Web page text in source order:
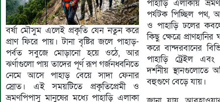
বর্ষা মৌসুম এলেই প্রকৃতি যেন নতুন করে
প্রাণ ফিরে পায়। টানা বৃষ্টির জলে পাহাড়-
পর্বত সবুজে মোড়ানো হয়ে ওঠে, আর
ঝর্ণাগুলো পায় তাদের পূর্ণ রূপ গর্জনধ্বনিতে
নেমে আসে পাহাড় বেয়ে সাদা ফেনার
স্রোত। এই সময়টিতে প্রকৃতিপ্রেমী ও
ভ্রমণপিপাসু মানুষের মধ্যে পাহাড়ি এলাকা
পাহাড়ি এলাকায়
পর্যটক পিচ্ছিল পথ,
ও পাহাড়ি ঢলের
কিছু ক্ষেত্রে
করে বান্দরবানের
পাহাড়ি ট্রেইল এবং
দর্শনীয় স্থানগুলোতে
বহুগুণে বেড়ে যায়।